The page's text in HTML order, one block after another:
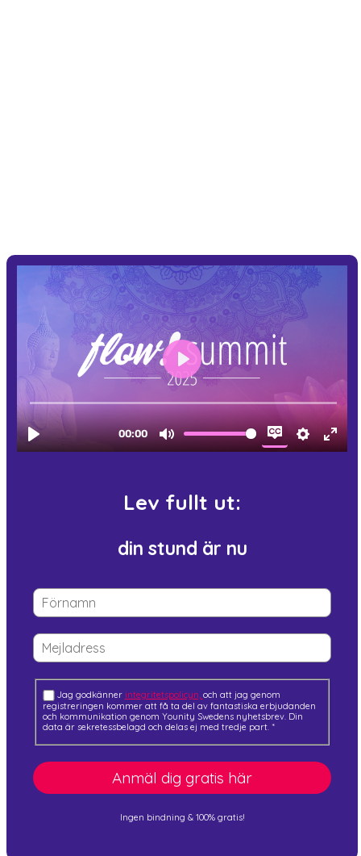
Lev fullt ut:
din stund är nu
Jag godkänner integritetspolicyn, och att jag genom
registreringen kommer att få ta del av fantastiska erbjudanden
och kommunikation genom Younity Swedens nyhetsbrev. Din
data är sekretessbelagd och delas ej med tredje part. *
Anmäl dig gratis här
Ingen bindning & 100% gratis!